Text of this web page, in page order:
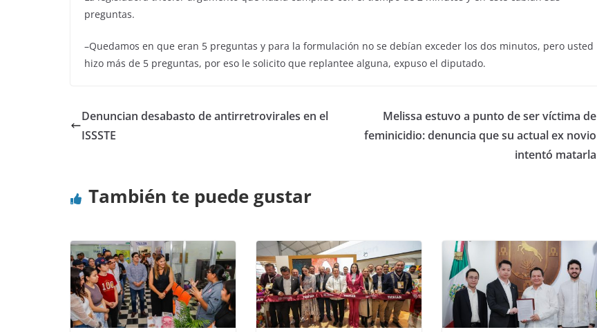
preguntas.
–Quedamos en que eran 5 preguntas y para la formulación no se debían exceder los dos minutos, pero usted
hizo más de 5 preguntas, por eso le solicito que replantee alguna, expuso el diputado.
Denuncian desabasto de antirretrovirales en el
ISSSTE
Melissa estuvo a punto de ser víctima de
feminicidio: denuncia que su actual ex novio
intentó matarla
También te puede gustar